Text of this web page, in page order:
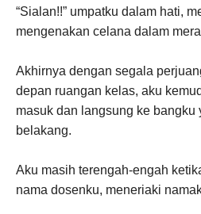
“Sialan!!” umpatku dalam hati,
mengenakan celana dalam
Akhirnya dengan segala
depan ruangan kelas, aku
masuk dan langsung ke bangku
belakang.
Aku masih terengah-engah
nama dosenku, meneriaki